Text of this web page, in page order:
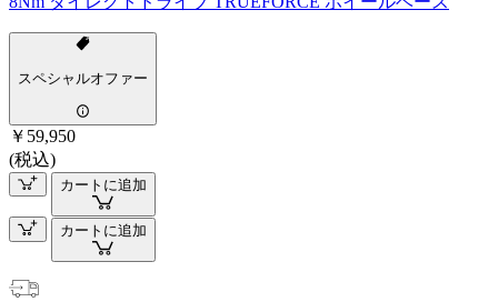
スペシャルオファー
￥59,950
(税込)
カートに追加
カートに追加